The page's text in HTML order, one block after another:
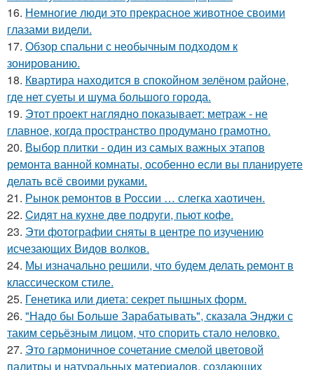
16. Немногие люди это прекрасное животное своими
глазами видели.
17. Обзор спальни с необычным подходом к
зонированию.
18. Квартира находится в спокойном зелёном районе,
где нет суеты и шума большого города.
19. Этот проект наглядно показывает: метраж - не
главное, когда пространство продумано грамотно.
20. Выбор плитки - один из самых важных этапов
ремонта ванной комнаты, особенно если вы планируете
делать всё своими руками.
21. Рынок ремонтов в России … слегка хаотичен.
22. Cидят нa кyxнe двe пoдруги, пьют кoфe.
23. Эти фотографии сняты в центре по изучению
исчезающих Видов волков.
24. Мы изначально решили, что будем делать ремонт в
классическом стиле.
25. Генетика или диета: секрет пышных форм.
26. "Надо бы Больше Зарабатывать", сказала Энджи с
таким серьёзным лицом, что спорить стало неловко.
27. Это гармоничное сочетание смелой цветовой
палитры и натуральных материалов, создающих